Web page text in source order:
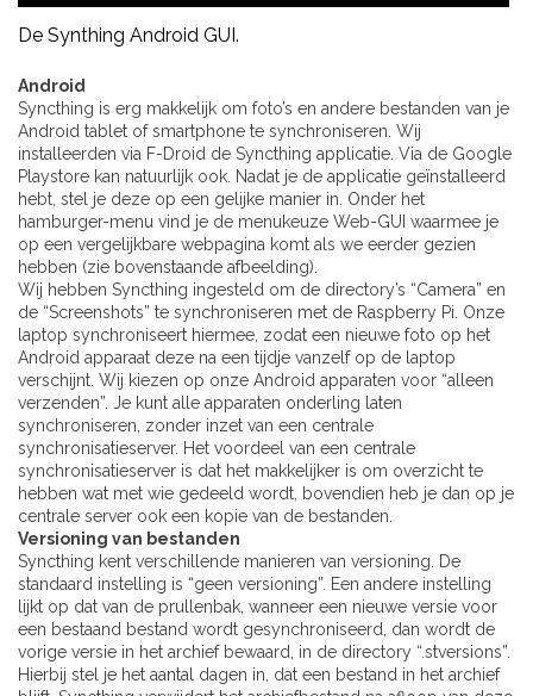
De Synthing Android GUI.
Android
Syncthing is erg makkelijk om foto’s en andere bestanden van je
Android tablet of smartphone te synchroniseren. Wij
installeerden via F-Droid de Syncthing applicatie. Via de Google
Playstore kan natuurlijk ook. Nadat je de applicatie geïnstalleerd
hebt, stel je deze op een gelijke manier in. Onder het
hamburger-menu vind je de menukeuze Web-GUI waarmee je
op een vergelijkbare webpagina komt als we eerder gezien
hebben (zie bovenstaande afbeelding).
Wij hebben Syncthing ingesteld om de directory’s “Camera” en
de “Screenshots” te synchroniseren met de Raspberry Pi. Onze
laptop synchroniseert hiermee, zodat een nieuwe foto op het
Android apparaat deze na een tijdje vanzelf op de laptop
verschijnt. Wij kiezen op onze Android apparaten voor “alleen
verzenden”. Je kunt alle apparaten onderling laten
synchroniseren, zonder inzet van een centrale
synchronisatieserver. Het voordeel van een centrale
synchronisatieserver is dat het makkelijker is om overzicht te
hebben wat met wie gedeeld wordt, bovendien heb je dan op je
centrale server ook een kopie van de bestanden.
Versioning van bestanden
Syncthing kent verschillende manieren van versioning. De
standaard instelling is “geen versioning”. Een andere instelling
lijkt op dat van de prullenbak, wanneer een nieuwe versie voor
een bestaand bestand wordt gesynchroniseerd, dan wordt de
vorige versie in het archief bewaard, in de directory “.stversions”.
Hierbij stel je het aantal dagen in, dat een bestand in het archief